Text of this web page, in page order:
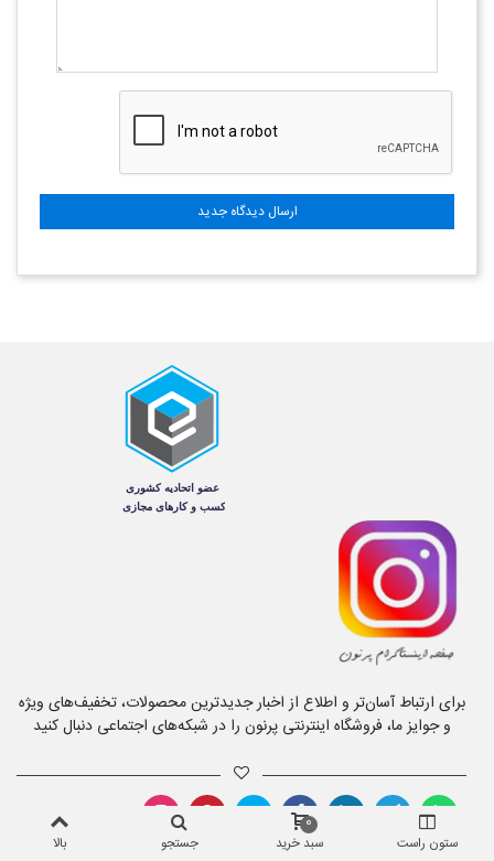
ارسال دیدگاه جدید
برای ارتباط آسان‌تر و اطلاع از اخبار جدیدترین محصولات، تخفیف‌های ویژه
و جوایز ما، فروشگاه اینترنتی پرنون را در شبکه‌های اجتماعی دنبال کنید
ستون راست سبد خرید
0
جستجو بالا